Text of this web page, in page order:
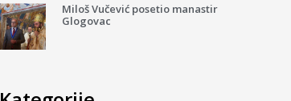
Miloš Vučević posetio manastir
Glogovac